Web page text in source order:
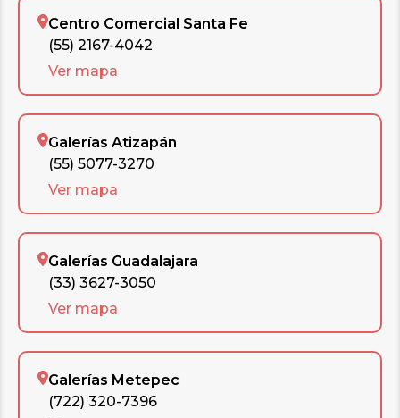
Centro Comercial Santa Fe
(55) 2167-4042
Ver mapa
Galerías Atizapán
(55) 5077-3270
Ver mapa
Galerías Guadalajara
(33) 3627-3050
Ver mapa
Galerías Metepec
(722) 320-7396